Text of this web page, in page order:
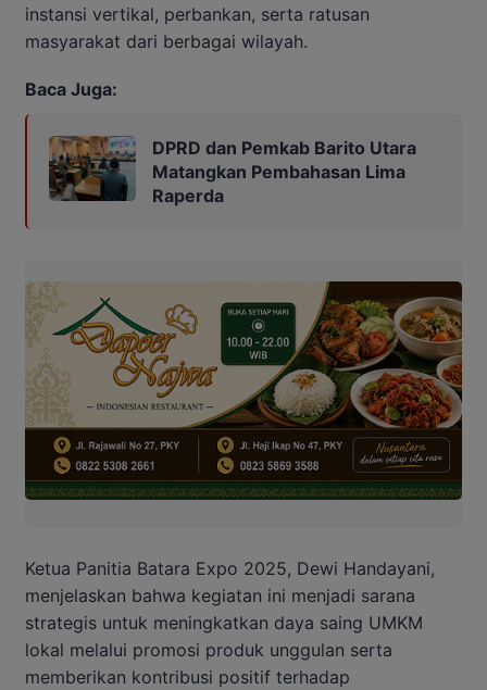
instansi vertikal, perbankan, serta ratusan
masyarakat dari berbagai wilayah.
Baca Juga:
DPRD dan Pemkab Barito Utara
Matangkan Pembahasan Lima
Raperda
Ketua Panitia Batara Expo 2025, Dewi Handayani,
menjelaskan bahwa kegiatan ini menjadi sarana
strategis untuk meningkatkan daya saing UMKM
lokal melalui promosi produk unggulan serta
memberikan kontribusi positif terhadap